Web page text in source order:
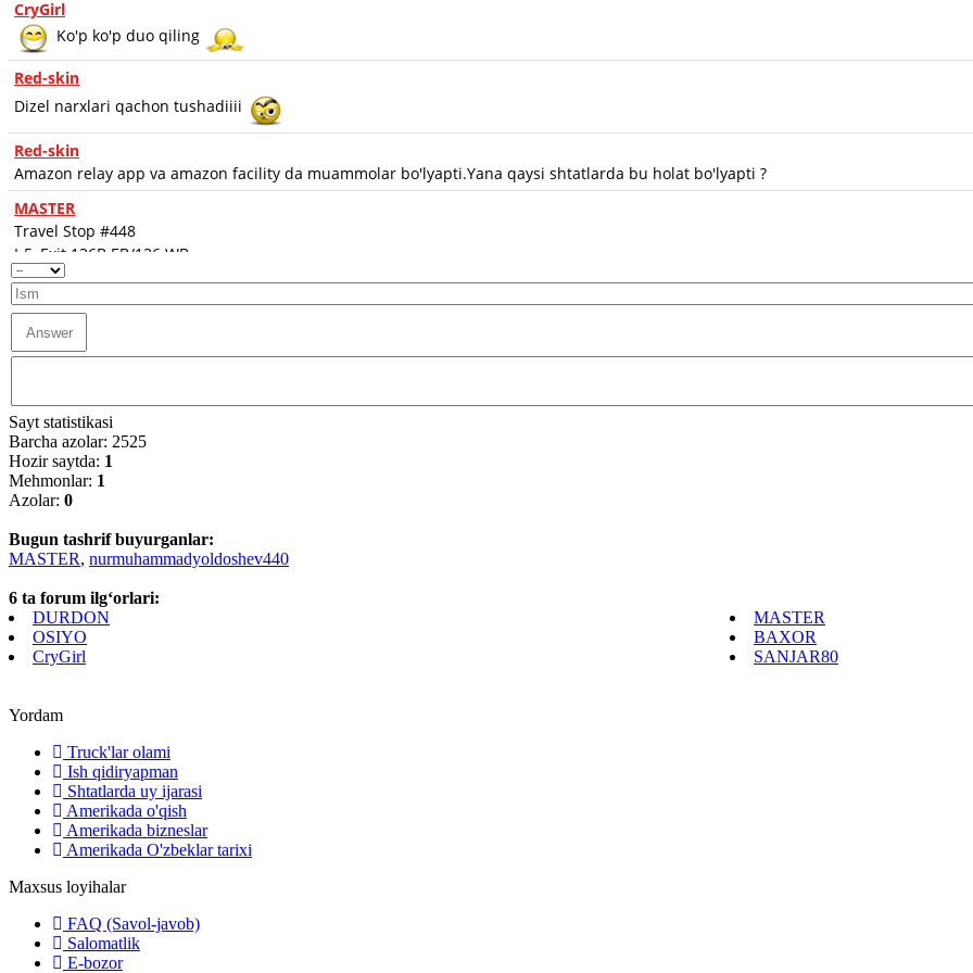
Sayt statistikasi
Barcha azolar: 2525
Hozir saytda: 1
Mehmonlar: 1
Azolar: 0
Bugun tashrif buyurganlar:
MASTER, nurmuhammadyoldoshev440
6 ta forum ilg‘orlari:
DURDON
MASTER
OSIYO
BAXOR
CryGirl
SANJAR80
Yordam
Truck'lar olami
Ish qidiryapman
Shtatlarda uy ijarasi
Amerikada o'qish
Amerikada bizneslar
Amerikada O'zbeklar tarixi
Maxsus loyihalar
FAQ (Savol-javob)
Salomatlik
E-bozor